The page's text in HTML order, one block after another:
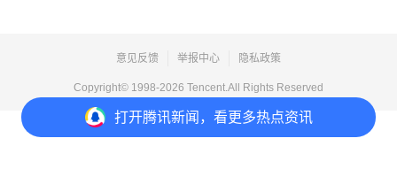
打开腾讯新闻，看更多热点资讯
意见反馈 举报中心 隐私政策
Copyright© 1998-2026 Tencent.All Rights Reserved